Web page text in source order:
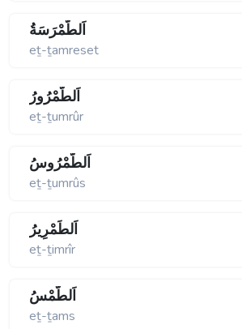
اَلطَّمْرَسَةُ
eṯ-ṯamreset
اَلطُّمْرُورُ
eṯ-ṯumrûr
اَلطُّمْرُوسُ
eṯ-ṯumrûs
اَلطِّمْرِيرُ
eṯ-ṯimrîr
اَلطَّمْسُ
eṯ-ṯams